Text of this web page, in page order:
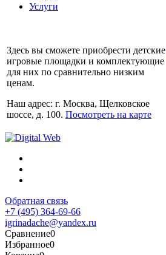
Услуги
Здесь вы сможете приобрести детские
игровые площадки и комплектующие
для них по сравнительно низким
ценам.
Наш адрес: г. Москва, Щелковское
шоссе, д. 100. Посмотреть на карте
Обратная связь
+7 (495) 364-69-66
igrinadache@yandex.ru
Сравнение0
Избранное0